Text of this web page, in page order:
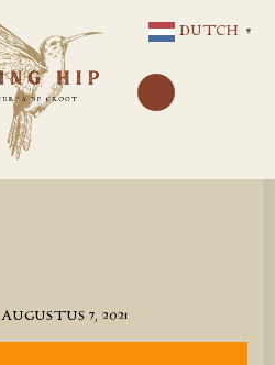
NAAR
DE
INHOUD
AUGUSTUS 7, 2021
DUTCH ▼